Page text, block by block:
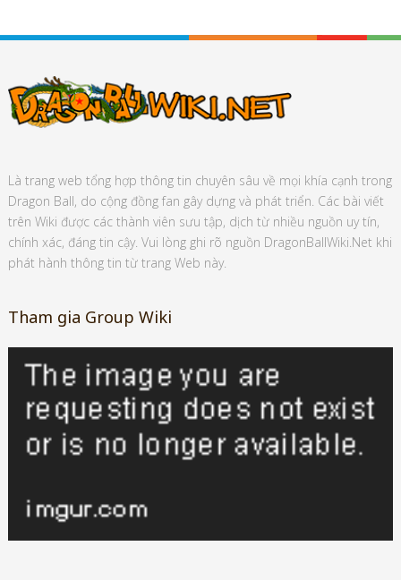
Là trang web tổng hợp thông tin chuyên sâu về mọi khía cạnh trong
Dragon Ball, do cộng đồng fan gây dựng và phát triển. Các bài viết
trên Wiki được các thành viên sưu tập, dịch từ nhiều nguồn uy tín,
chính xác, đáng tin cậy. Vui lòng ghi rõ nguồn DragonBallWiki.Net khi
phát hành thông tin từ trang Web này.
Tham gia Group Wiki